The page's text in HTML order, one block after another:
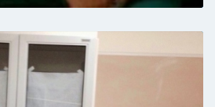
È riuscito a mettere a
di tre anni
molto accurata.
nelle spiegazioni.
e scrupoloso.